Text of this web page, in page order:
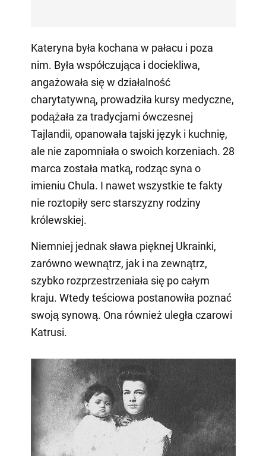
Kateryna była kochana w pałacu i poza
nim. Była współczująca i dociekliwa,
angażowała się w działalność
charytatywną, prowadziła kursy medyczne,
podążała za tradycjami ówczesnej
Tajlandii, opanowała tajski język i kuchnię,
ale nie zapomniała o swoich korzeniach. 28
marca została matką, rodząc syna o
imieniu Chula. I nawet wszystkie te fakty
nie roztopiły serc starszyzny rodziny
królewskiej.
Niemniej jednak sława pięknej Ukrainki,
zarówno wewnątrz, jak i na zewnątrz,
szybko rozprzestrzeniała się po całym
kraju. Wtedy teściowa postanowiła poznać
swoją synową. Ona również uległa czarowi
Katrusi.